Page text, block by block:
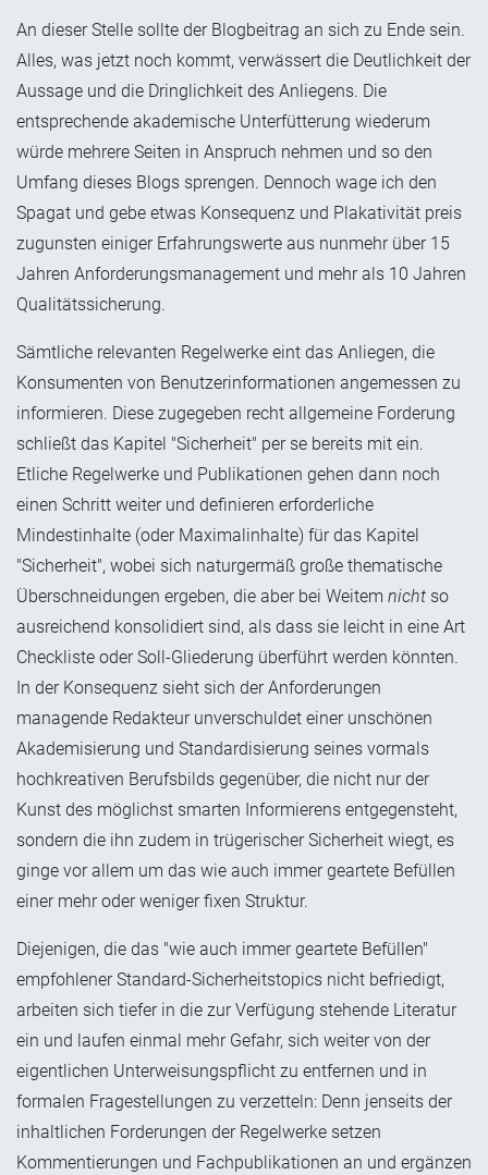
An dieser Stelle sollte der Blogbeitrag an sich zu Ende sein.
Alles, was jetzt noch kommt, verwässert die Deutlichkeit der
Aussage und die Dringlichkeit des Anliegens. Die
entsprechende akademische Unterfütterung wiederum
würde mehrere Seiten in Anspruch nehmen und so den
Umfang dieses Blogs sprengen. Dennoch wage ich den
Spagat und gebe etwas Konsequenz und Plakativität preis
zugunsten einiger Erfahrungswerte aus nunmehr über 15
Jahren Anforderungsmanagement und mehr als 10 Jahren
Qualitätssicherung.
Sämtliche relevanten Regelwerke eint das Anliegen, die
Konsumenten von Benutzerinformationen angemessen zu
informieren. Diese zugegeben recht allgemeine Forderung
schließt das Kapitel "Sicherheit" per se bereits mit ein.
Etliche Regelwerke und Publikationen gehen dann noch
einen Schritt weiter und definieren erforderliche
Mindestinhalte (oder Maximalinhalte) für das Kapitel
"Sicherheit", wobei sich naturgermäß große thematische
Überschneidungen ergeben, die aber bei Weitem nicht so
ausreichend konsolidiert sind, als dass sie leicht in eine Art
Checkliste oder Soll-Gliederung überführt werden könnten.
In der Konsequenz sieht sich der Anforderungen
managende Redakteur unverschuldet einer unschönen
Akademisierung und Standardisierung seines vormals
hochkreativen Berufsbilds gegenüber, die nicht nur der
Kunst des möglichst smarten Informierens entgegensteht,
sondern die ihn zudem in trügerischer Sicherheit wiegt, es
ginge vor allem um das wie auch immer geartete Befüllen
einer mehr oder weniger fixen Struktur.
Diejenigen, die das "wie auch immer geartete Befüllen"
empfohlener Standard-Sicherheitstopics nicht befriedigt,
arbeiten sich tiefer in die zur Verfügung stehende Literatur
ein und laufen einmal mehr Gefahr, sich weiter von der
eigentlichen Unterweisungspflicht zu entfernen und in
formalen Fragestellungen zu verzetteln: Denn jenseits der
inhaltlichen Forderungen der Regelwerke setzen
Kommentierungen und Fachpublikationen an und ergänzen